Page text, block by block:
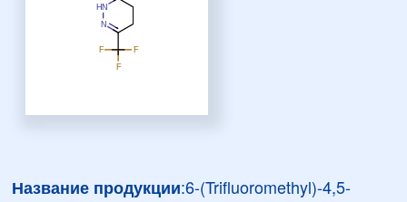
Название продукции:6-(Trifluoromethyl)-4,5-